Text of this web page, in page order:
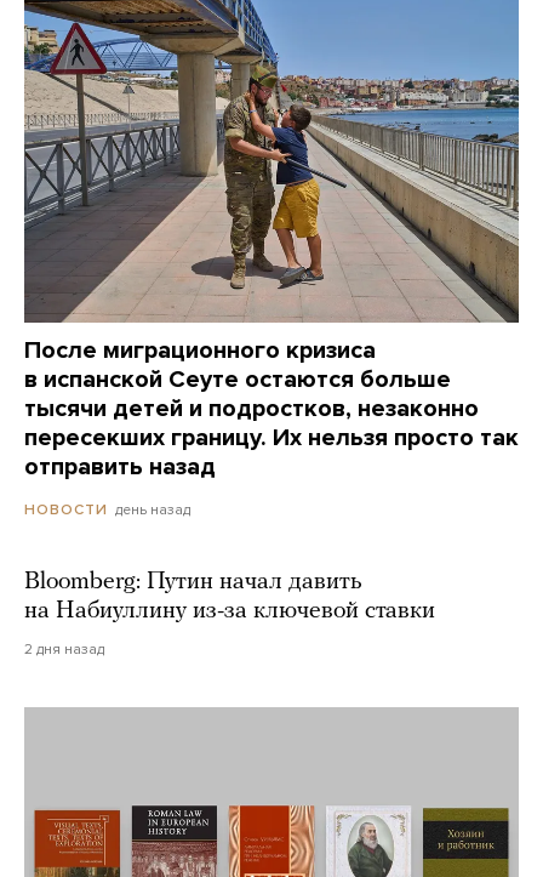
После миграционного кризиса
в испанской Сеуте остаются больше
тысячи детей и подростков, незаконно
пересекших границу. Их нельзя просто так
отправить назад
НОВОСТИ день назад
Bloomberg: Путин начал давить
на Набиуллину из-за ключевой ставки
2 дня назад